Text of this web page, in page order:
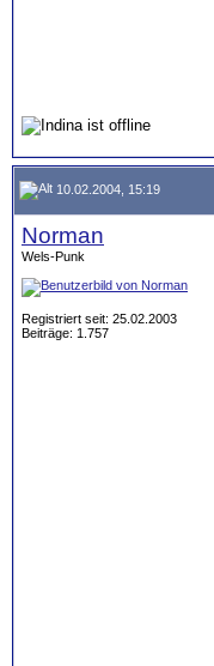
10.02.2004, 15:19
Norman
Wels-Punk
Registriert seit: 25.02.2003
Beiträge: 1.757